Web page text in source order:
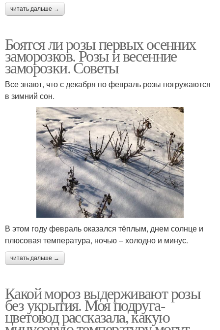
читать дальше →
Боятся ли розы первых осенних
заморозков. Розы и весенние
заморозки. Советы
Все знают, что с декабря по февраль розы погружаются
в зимний сон.
В этом году февраль оказался тёплым, днем солнце и
плюсовая температура, ночью – холодно и минус.
читать дальше →
Какой мороз выдерживают розы
без укрытия. Моя подруга-
цветовод рассказала, какую